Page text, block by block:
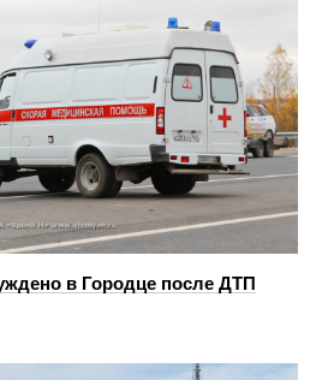
в Городце после ДТП